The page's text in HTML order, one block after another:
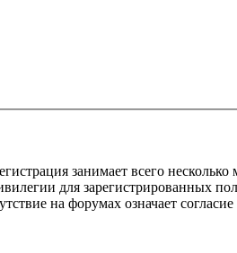
занимает всего
для зарегистрированных
на форумах означает